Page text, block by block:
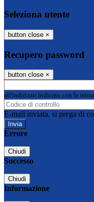
Seleziona utente
button close ×
Recupero password
button close ×
all'indirizzo indicato con le
E-mail inviata, si prega di
Errore
Chiudi
Successo
Chiudi
Informazione